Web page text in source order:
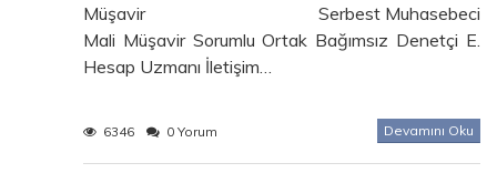
Müşavir Serbest Muhasebeci
Mali Müşavir Sorumlu Ortak Bağımsız Denetçi E.
Hesap Uzmanı İletişim…
6346 0 Yorum Devamını Oku